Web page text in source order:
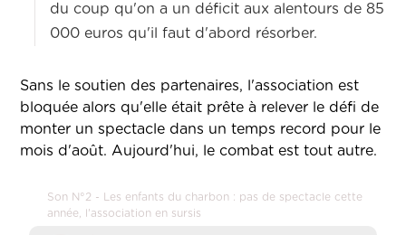
du coup qu'on a un déficit aux alentours de 85
000 euros qu'il faut d'abord résorber.
Sans le soutien des partenaires, l'association est
bloquée alors qu'elle était prête à relever le défi de
monter un spectacle dans un temps record pour le
mois d'août. Aujourd'hui, le combat est tout autre.
Son N°2 - Les enfants du charbon : pas de spectacle cette
année, l'association en sursis